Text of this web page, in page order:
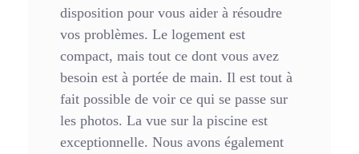
disposition pour vous aider à résoudre
vos problèmes. Le logement est
compact, mais tout ce dont vous avez
besoin est à portée de main. Il est tout à
fait possible de voir ce qui se passe sur
les photos. La vue sur la piscine est
exceptionnelle. Nous avons également